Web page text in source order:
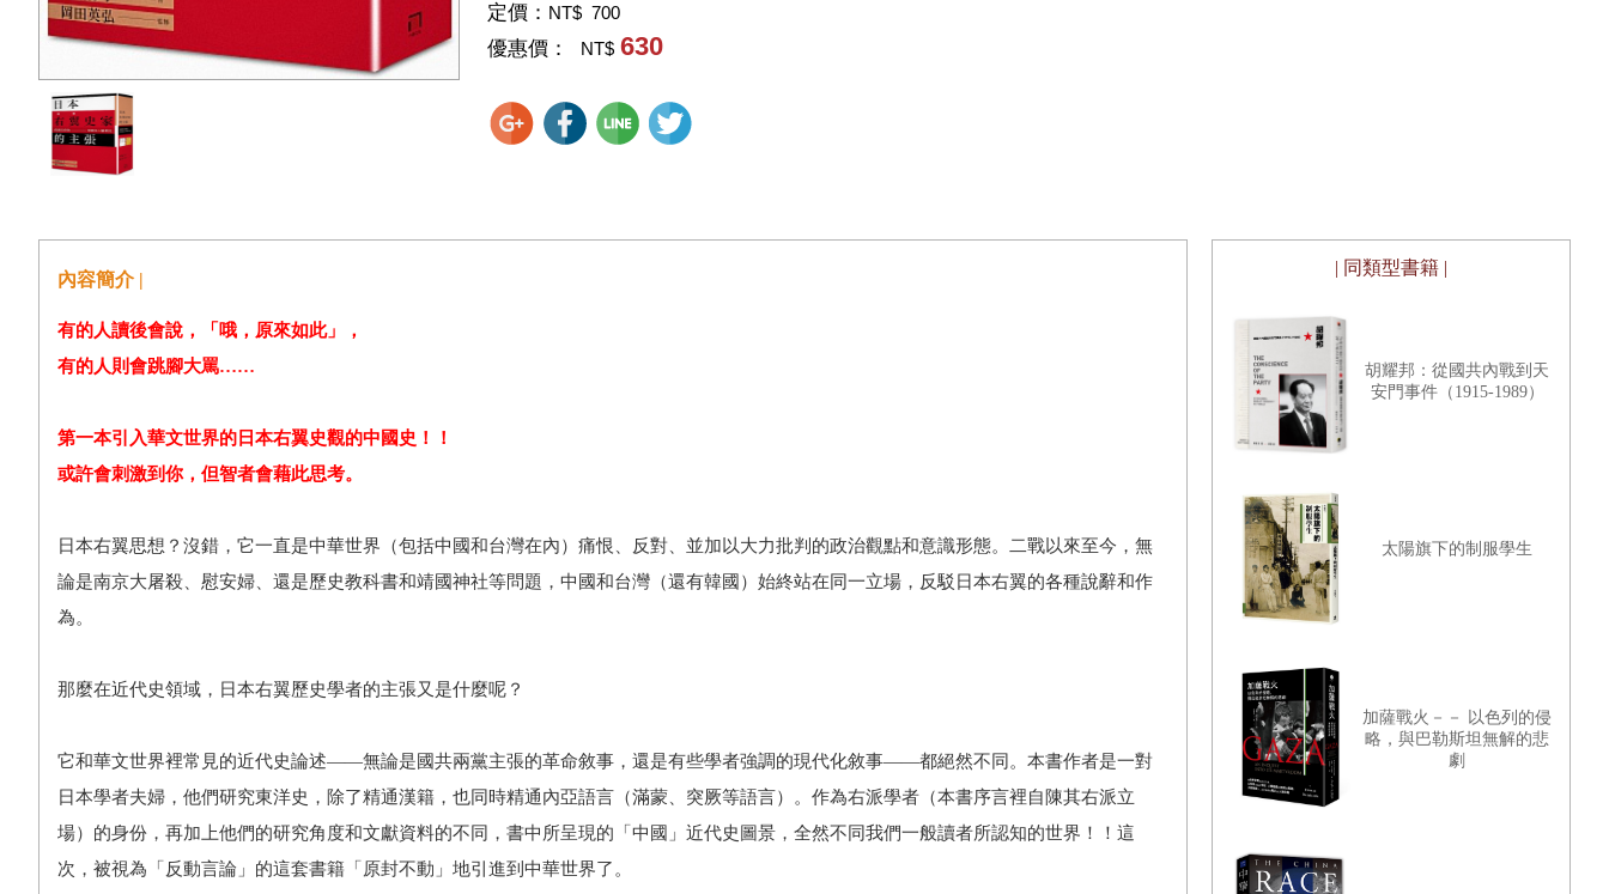
定價： NT$ 700
優惠價： NT$ 630
內容簡介 |
有的人讀後會說，「哦，原來如此」，
有的人則會跳腳大罵……
第一本引入華文世界的日本右翼史觀的中國史！！
或許會刺激到你，但智者會藉此思考。
日本右翼思想？沒錯，它一直是中華世界（包括中國和台灣在內）痛恨、反對、並加以大力批判的政治觀點和意識形態。二戰以來至今，無
論是南京大屠殺、慰安婦、還是歷史教科書和靖國神社等問題，中國和台灣（還有韓國）始終站在同一立場，反駁日本右翼的各種說辭和作
為。
那麼在近代史領域，日本右翼歷史學者的主張又是什麼呢？
它和華文世界裡常見的近代史論述——無論是國共兩黨主張的革命敘事，還是有些學者強調的現代化敘事——都絕然不同。本書作者是一對
日本學者夫婦，他們研究東洋史，除了精通漢籍，也同時精通內亞語言（滿蒙、突厥等語言）。作為右派學者（本書序言裡自陳其右派立
場）的身份，再加上他們的研究角度和文獻資料的不同，書中所呈現的「中國」近代史圖景，全然不同我們一般讀者所認知的世界！！這
次，被視為「反動言論」的這套書籍「原封不動」地引進到中華世界了。
| 同類型書籍 |
胡耀邦：從國共內戰到天
安門事件（1915-1989）
太陽旗下的制服學生
加薩戰火－－ 以色列的侵
略，與巴勒斯坦無解的悲
劇